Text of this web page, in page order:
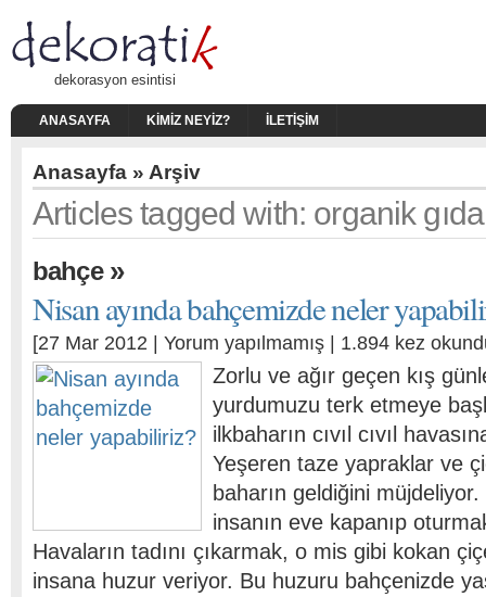
dekorasyon esintisi
ANASAYFA KIMIZ NEYIZ? İLETIŞIM
Anasayfa » Arşiv
Articles tagged with: organik
bahçe»
Nisan ayında bahçemizde neler
[27 Mar 2012 | Yorum yapılmamış | 1.894 kez
Zorlu ve ağır geçen kış
yurdumuzu terk etmeye
ilkbaharın cıvıl cıvıl
Yeşeren taze yapraklar ve
baharın geldiğini
insanın eve kapanıp
Havaların tadını çıkarmak, o mis gibi kokan
insana huzur veriyor. Bu huzuru bahçenizde